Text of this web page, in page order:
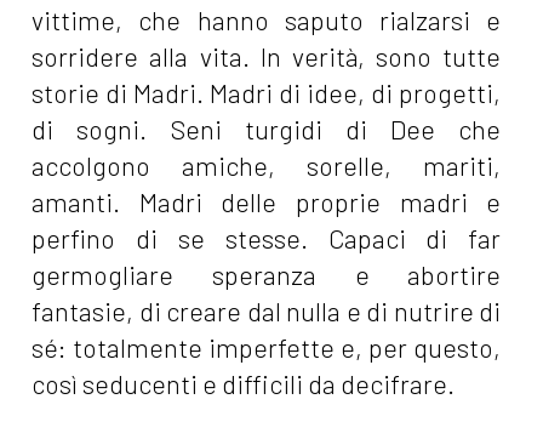
vittime, che hanno saputo rialzarsi e
sorridere alla vita. In verità, sono tutte
storie di Madri. Madri di idee, di progetti,
di sogni. Seni turgidi di Dee che
accolgono amiche, sorelle, mariti,
amanti. Madri delle proprie madri e
perfino di se stesse. Capaci di far
germogliare speranza e abortire
fantasie, di creare dal nulla e di nutrire di
sé: totalmente imperfette e, per questo,
così seducenti e difficili da decifrare.